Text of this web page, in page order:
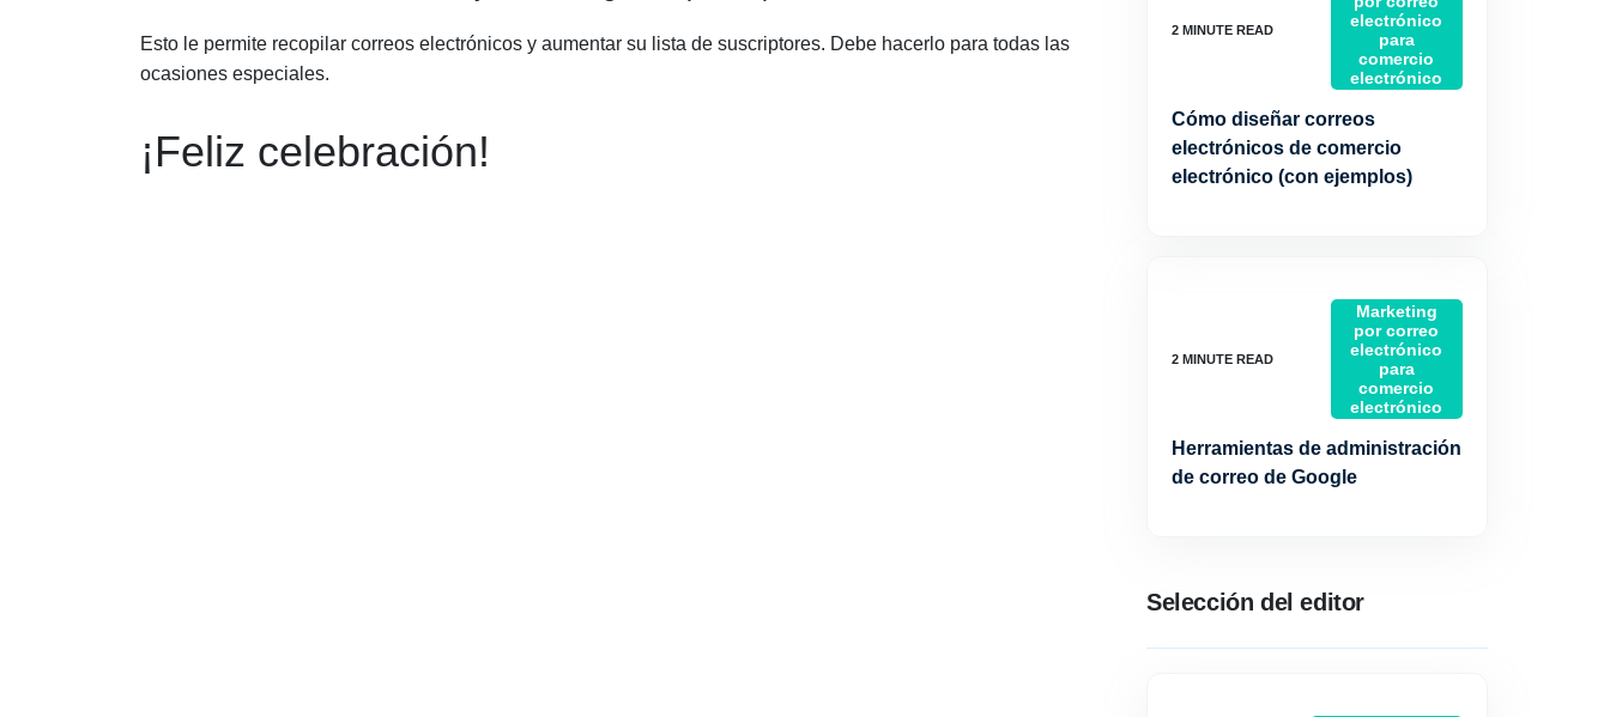
Esto le permite recopilar correos electrónicos y aumentar su lista de suscriptores. Debe hacerlo para todas las
ocasiones especiales.
¡Feliz celebración!
electrónico
para
comercio
electrónico
Cómo diseñar correos
electrónicos de comercio
electrónico (con ejemplos)
Marketing
por correo
electrónico
para
comercio
electrónico
Herramientas de administración
de correo de Google
Selección del editor